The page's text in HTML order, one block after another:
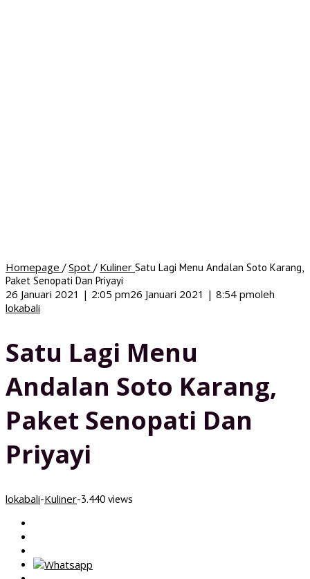
Homepage / Spot / Kuliner Satu Lagi Menu Andalan Soto Karang,
Paket Senopati Dan Priyayi
26 Januari 2021 | 2:05 pm26 Januari 2021 | 8:54 pmoleh
lokabali
Satu Lagi Menu
Andalan Soto Karang,
Paket Senopati Dan
Priyayi
lokabali-Kuliner-3.440 views